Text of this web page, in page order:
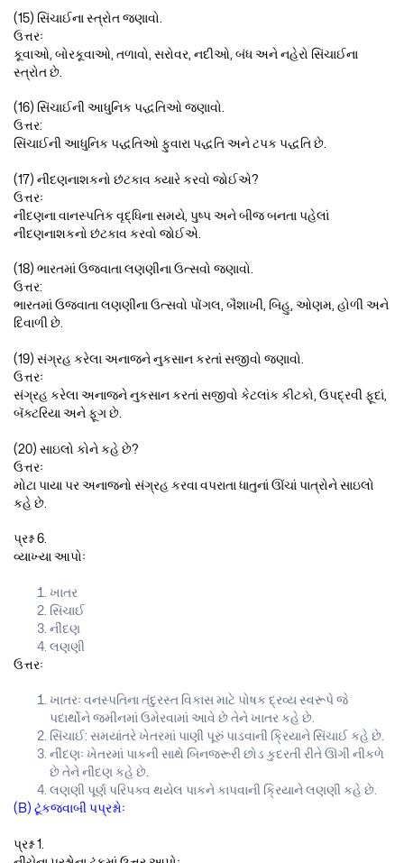
(15) સિંચાઈના સ્ત્રોત જણાવો.
ઉત્તરઃ
કૂવાઓ, બોરકૂવાઓ, તળાવો, સરોવર, નદીઓ, બંધ અને નહેરો સિંચાઈના
સ્ત્રોત છે.
(16) સિંચાઈની આધુનિક પદ્ધતિઓ જણાવો.
ઉત્તર:
સિંચાઈની આધુનિક પદ્ધતિઓ ફુવારા પદ્ધતિ અને ટપક પદ્ધતિ છે.
(17) નીંદણનાશકનો છંટકાવ ક્યારે કરવો જોઈએ?
ઉત્તરઃ
નીંદણના વાનસ્પતિક વૃદ્ધિના સમયે, પુષ્પ અને બીજ બનતા પહેલાં
નીંદણનાશકનો છંટકાવ કરવો જોઈએ.
(18) ભારતમાં ઉજવાતા લણણીના ઉત્સવો જણાવો.
ઉત્તર:
ભારતમાં ઉજવાતા લણણીના ઉત્સવો પોંગલ, બૈશાખી, બિહુ, ઓણમ, હોળી અને
દિવાળી છે.
(19) સંગ્રહ કરેલા અનાજને નુકસાન કરતાં સજીવો જણાવો.
ઉત્તરઃ
સંગ્રહ કરેલા અનાજને નુકસાન કરતાં સજીવો કેટલાંક કીટકો, ઉપદ્રવી ફૂદાં,
બૅક્ટરિયા અને ફૂગ છે.
(20) સાઇલો કોને કહે છે?
ઉત્તરઃ
મોટા પાયા પર અનાજનો સંગ્રહ કરવા વપરાતા ધાતુનાં ઊંચાં પાત્રોને સાઇલો
કહે છે.
પ્રશ્ન 6.
વ્યાખ્યા આપોઃ
ખાતર
સિંચાઈ
નીંદણ
લણણી
ઉત્તરઃ
ખાતરઃ વનસ્પતિના તંદુરસ્ત વિકાસ માટે પોષક દ્રવ્ય સ્વરૂપે જે
પદાર્થોને જમીનમાં ઉમેરવામાં આવે છે તેને ખાતર કહે છે.
સિંચાઈ: સમયાંતરે ખેતરમાં પાણી પૂરું પાડવાની ક્રિયાને સિંચાઈ કહે છે.
નીંદણઃ ખેતરમાં પાકની સાથે બિનજરૂરી છોડ કુદરતી રીતે ઊગી નીકળે
છે તેને નીંદણ કહે છે.
લણણી પૂર્ણ પરિપક્વ થયેલ પાકને કાપવાની ક્રિયાને લણણી કહે છે.
(B) ટૂંકજવાબી પપ્રશ્નોઃ
પ્રશ્ન 1.